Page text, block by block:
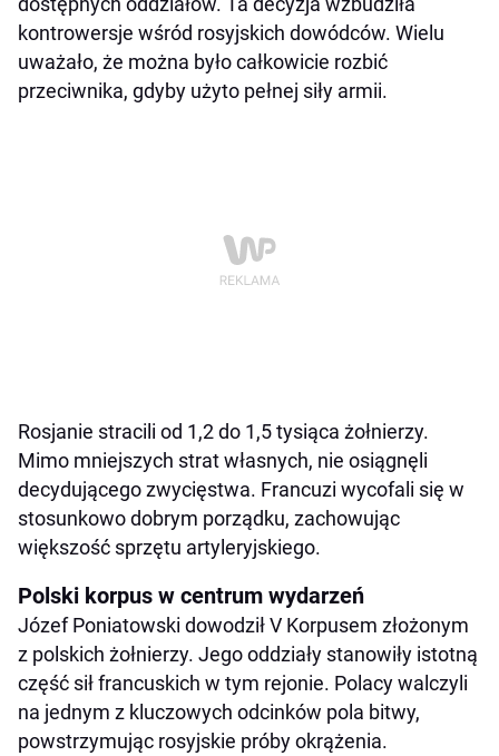
kontrowersje wśród rosyjskich dowódców. Wielu
uważało, że można było całkowicie rozbić
przeciwnika, gdyby użyto pełnej siły armii.
Rosjanie stracili od 1,2 do 1,5 tysiąca żołnierzy.
Mimo mniejszych strat własnych, nie osiągnęli
decydującego zwycięstwa. Francuzi wycofali się w
stosunkowo dobrym porządku, zachowując
większość sprzętu artyleryjskiego.
Polski korpus w centrum wydarzeń
Józef Poniatowski dowodził V Korpusem złożonym
z polskich żołnierzy. Jego oddziały stanowiły istotną
część sił francuskich w tym rejonie. Polacy walczyli
na jednym z kluczowych odcinków pola bitwy,
powstrzymując rosyjskie próby okrążenia.